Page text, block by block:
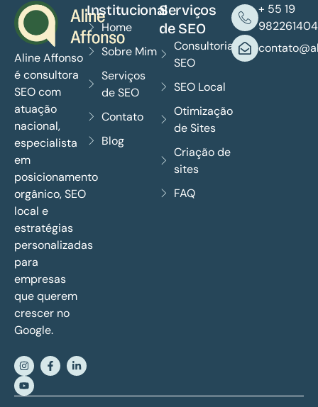
Aline Affonso
é consultora
SEO com
atuação
nacional,
especialista
em
posicionamento
orgânico, SEO
local e
estratégias
personalizadas
para
empresas
que querem
crescer no
Google.
Institucional
Home
Sobre Mim
Serviços
de SEO
Contato
Blog
Serviços
de SEO
Consultoria
SEO
SEO Local
Otimização
de Sites
Criação de
sites
FAQ
+ 55 19
982261404